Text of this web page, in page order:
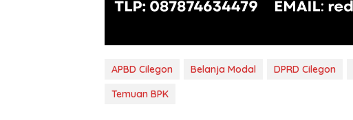
APBD Cilegon Belanja Modal DPRD Cilegon
Temuan BPK